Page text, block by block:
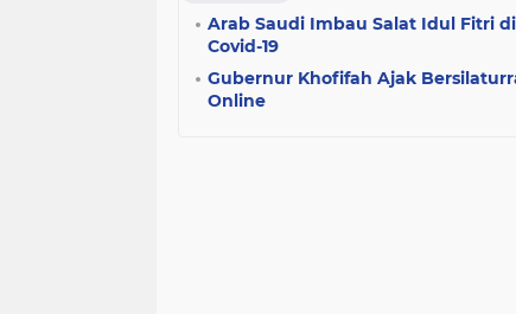
Arab Saudi Imbau Salat Idul Fitri
Covid-19
Gubernur Khofifah Ajak
Online